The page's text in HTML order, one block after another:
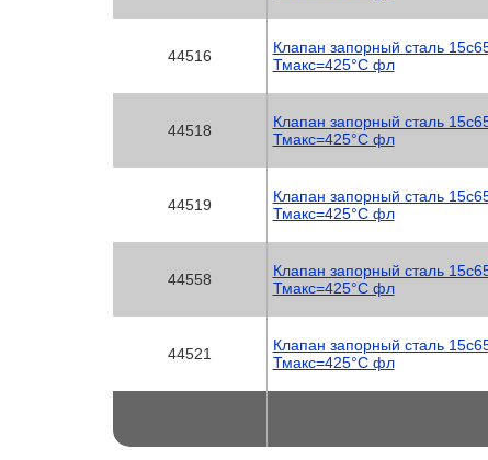
44516
Клапан запорный сталь
Тмакс=425°C фл
44518
Клапан запорный сталь
Тмакс=425°C фл
44519
Клапан запорный сталь
Тмакс=425°C фл
44558
Клапан запорный сталь
Тмакс=425°C фл
44521
Клапан запорный сталь
Тмакс=425°C фл